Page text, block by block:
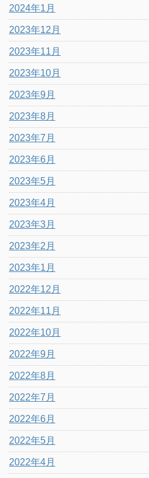
2024年1月
2023年12月
2023年11月
2023年10月
2023年9月
2023年8月
2023年7月
2023年6月
2023年5月
2023年4月
2023年3月
2023年2月
2023年1月
2022年12月
2022年11月
2022年10月
2022年9月
2022年8月
2022年7月
2022年6月
2022年5月
2022年4月